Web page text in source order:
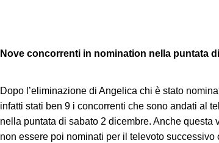
Nove concorrenti in nomination nella puntata
Dopo l’eliminazione di Angelica chi è stato
infatti stati ben 9 i concorrenti che sono andati al
nella puntata di sabato 2 dicembre. Anche
non essere poi nominati per il televoto